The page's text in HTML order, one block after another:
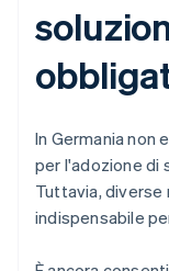
In Germania non
per l'adozione di
Tuttavia,
indispensabile